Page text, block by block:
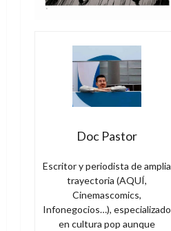
Doc Pastor
Escritor y periodista de amplia
trayectoria (AQUÍ,
Cinemascomics,
Infonegocios…), especializado
en cultura pop aunque